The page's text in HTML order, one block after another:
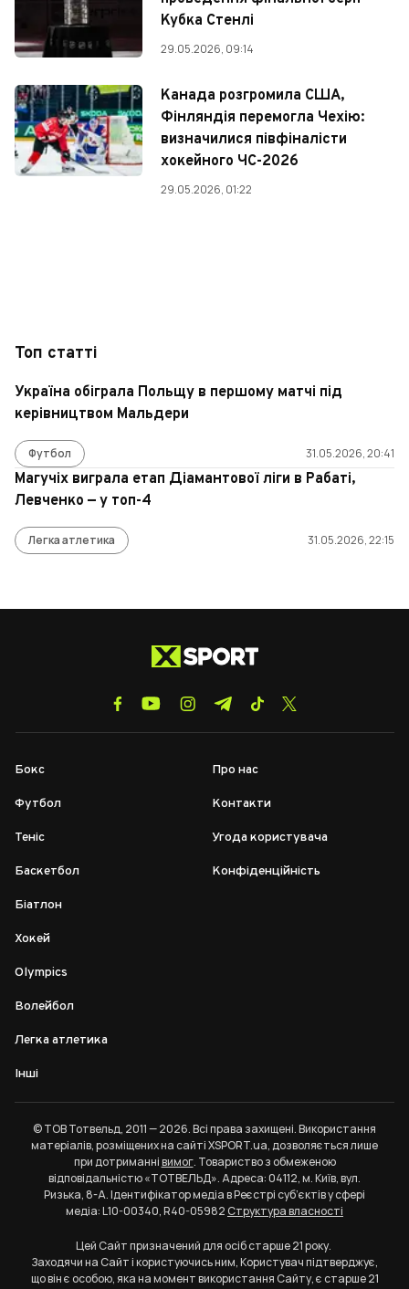
Кубка Стенлі
29.05.2026, 09:14
Канада розгромила США,
Фінляндія перемогла Чехію:
визначилися півфіналісти
хокейного ЧС-2026
29.05.2026, 01:22
Топ статті
Україна обіграла Польщу в першому матчі під
керівництвом Мальдери
Футбол 31.05.2026, 20:41
Магучіх виграла етап Діамантової ліги в Рабаті,
Левченко — у топ-4
Легка атлетика 31.05.2026, 22:15
Бокс
Футбол
Теніс
Баскетбол
Біатлон
Хокей
Olympics
Волейбол
Легка атлетика
Інші
Про нас
Контакти
Угода користувача
Конфіденційність
© ТОВ Тотвельд, 2011 — 2026. Всі права захищені. Використання
матеріалів, розміщених на сайті XSPORT.ua, дозволяється лише
при дотриманнівимог. Товариство з обмеженою
відповідальністю «ТОТВЕЛЬД». Адреса: 04112, м. Київ, вул.
Ризька, 8-А. Ідентифікатор медіа в Реєстрі суб’єктів у сфері
медіа: L10-00340, R40-05982Структура власності
Цей Сайт призначений для осіб старше 21 року.
Заходячи на Сайт і користуючись ним, Користувач підтверджує,
що він є особою, яка на момент використання Сайту, є старше 21